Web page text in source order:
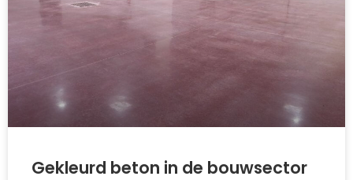
Gekleurd beton in de bouwsector